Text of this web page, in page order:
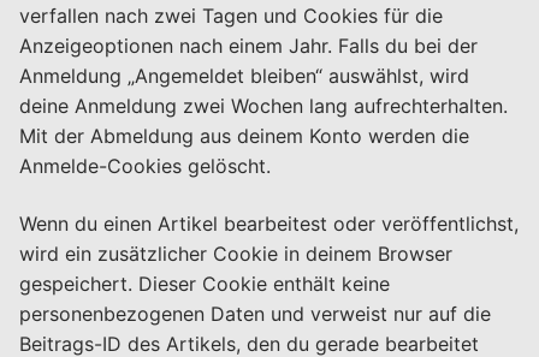
verfallen nach zwei Tagen und Cookies für die
Anzeigeoptionen nach einem Jahr. Falls du bei der
Anmeldung „Angemeldet bleiben“ auswählst, wird
deine Anmeldung zwei Wochen lang aufrechterhalten.
Mit der Abmeldung aus deinem Konto werden die
Anmelde-Cookies gelöscht.
Wenn du einen Artikel bearbeitest oder veröffentlichst,
wird ein zusätzlicher Cookie in deinem Browser
gespeichert. Dieser Cookie enthält keine
personenbezogenen Daten und verweist nur auf die
Beitrags-ID des Artikels, den du gerade bearbeitet